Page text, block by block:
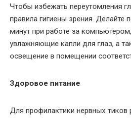
Чтобы избежать переутомления
правила гигиены зрения.
минут при работе за
увлажняющие капли для глаз, а
освещение в помещении
Здоровое питание
Для профилактики нервных тиков